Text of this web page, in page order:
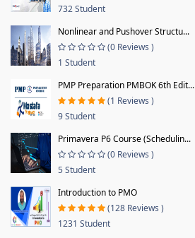
732 Student
Nonlinear and Pushover Structu...
(0 Reviews )
1 Student
PMP Preparation PMBOK 6th Edit...
(1 Reviews )
9 Student
Primavera P6 Course (Schedulin...
(0 Reviews )
5 Student
Introduction to PMO
(128 Reviews )
1231 Student